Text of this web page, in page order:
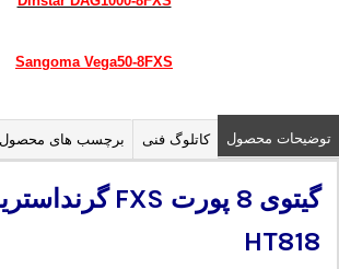
Sangoma Vega50-8FXS
توضیحات محصول کاتلوگ فنی برچسب های محصول
گیتوی 8 پورت FXS
HT818